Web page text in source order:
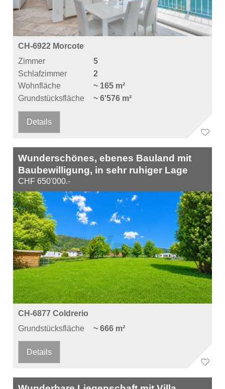
CH-6922 Morcote
Zimmer
5
Schlafzimmer
2
Wohnfläche
~ 165 m²
Grundstücksfläche
~ 6'576 m²
Details
Wunderschönes, ebenes Bauland mit
Baubewilligung, in sehr ruhiger Lage
CHF 650'000.-
CH-6877 Coldrerio
Grundstücksfläche
~ 666 m²
Details